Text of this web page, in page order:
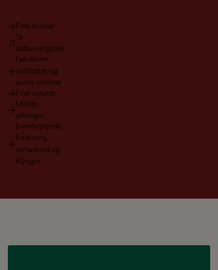
Finn studier
Ta
utdanningstest
Fakulteter,
institutter og
andre enheter
Finn ansatte
Ledige
stillinger
Banebrytende
forskning,
samarbeid og
klynger